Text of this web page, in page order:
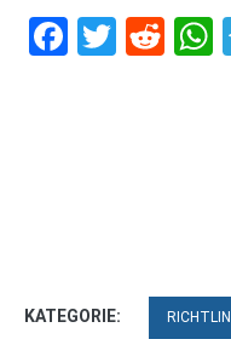
Facebook
KATEGORIE: